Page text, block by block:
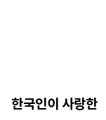
한국인이 사랑한